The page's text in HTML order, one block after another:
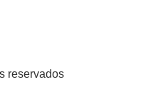
reservados